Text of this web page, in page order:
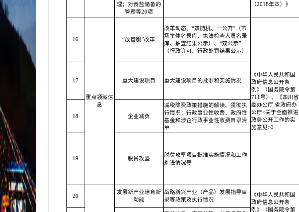
理；对食盐储备的
管理等20项
（2018年本）》
16
重点领域信
息
“放管服”改革
改革动态、“双随机、一公开”（市
场主体名录库、执法检查人员名录
库、抽查结果公示）、“双公示”
（行政许可、行政处罚结果公示）
《中华人民共和国
政府信息公开条
例》（国务院令第
711号）、《四川省
委办公厅 省政府办
公厅<关于全面推进
政务公开工作的实
施意见>》
17 重大建设项目 重大建设项目的批准和实施情况
18 企业减负
减税降费政策措施的解读、贯彻执
行情况；行政事业性收费、政府性
基金和涉企行政事业性收费目录清
单
19 脱贫攻坚
脱贫攻坚项目批准实施情况和工作
推进情况等
20
发展新产业培育新
动能
战略新兴产业（产品）发展指导目
录等政策及执行情况
《中华人民共和国
政府信息公开条
例》（国务院令第